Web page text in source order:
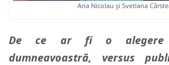
Ana Nicolau și Svetlana
De ce ar fi o alegere
dumneavoastră, versus